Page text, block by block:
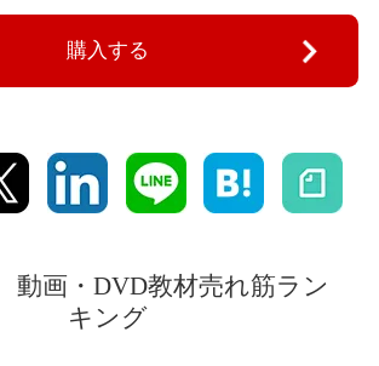
購入する
画・DVD教材売れ筋ラン
キング